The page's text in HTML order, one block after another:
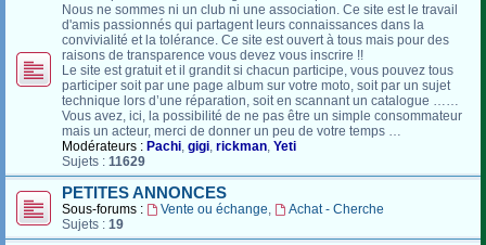
Nous ne sommes ni un club ni une association. Ce site est le travail
d'amis passionnés qui partagent leurs connaissances dans la
convivialité et la tolérance. Ce site est ouvert à tous mais pour des
raisons de transparence vous devez vous inscrire !!
Le site est gratuit et il grandit si chacun participe, vous pouvez tous
participer soit par une page album sur votre moto, soit par un sujet
technique lors d’une réparation, soit en scannant un catalogue ……
Vous avez, ici, la possibilité de ne pas être un simple consommateur
mais un acteur, merci de donner un peu de votre temps …
Modérateurs : Pachi, gigi, rickman, Yeti
Sujets : 11629
PETITES ANNONCES
Sous-forums : Vente ou échange,
Achat - Cherche
Sujets : 19